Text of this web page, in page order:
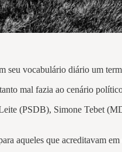
vocabulário diário um
mal fazia ao cenário
(PSDB), Simone Tebet
aqueles que acreditavam